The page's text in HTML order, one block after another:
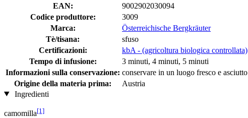
EAN:
9002902030094
Codice produttore:
3009
Marca:
Österreichische Bergkräuter
Tè/tisana:
sfuso
Certificazioni:
kbA - (agricoltura biologica controllata)
Tempo di infusione:
3 minuti, 4 minuti, 5 minuti
Informazioni sulla conservazione: conservare in un luogo fresco e asciutto
Origine della materia prima:
Austria
Ingredienti
camomilla[1]